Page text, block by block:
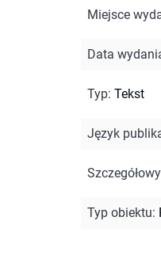
Miejsce
Data
Typ: Tekst
Język
Typ obiektu: